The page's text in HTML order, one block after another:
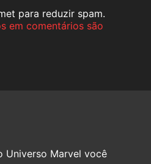
para reduzir spam.
em comentários são
Universo Marvel você